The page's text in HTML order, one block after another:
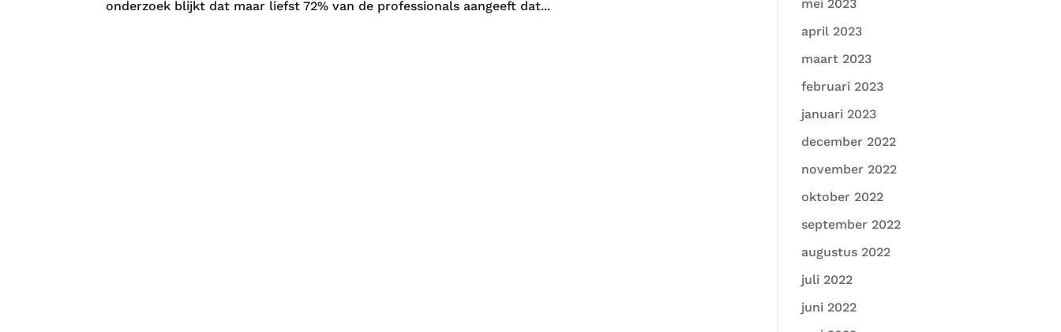
onderzoek blijkt dat maar liefst 72% van de professionals aangeeft dat...
mei 2023
april 2023
maart 2023
februari 2023
januari 2023
december 2022
november 2022
oktober 2022
september 2022
augustus 2022
juli 2022
juni 2022